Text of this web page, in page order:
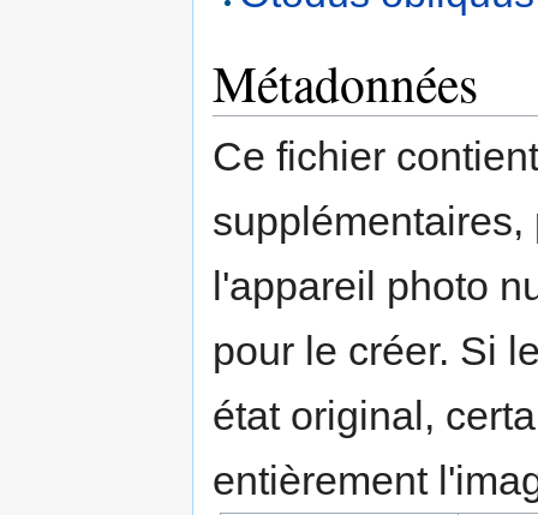
Métadonnées
Ce fichier
l'appareil photo
pour le créer. Si
état original,
entièrement